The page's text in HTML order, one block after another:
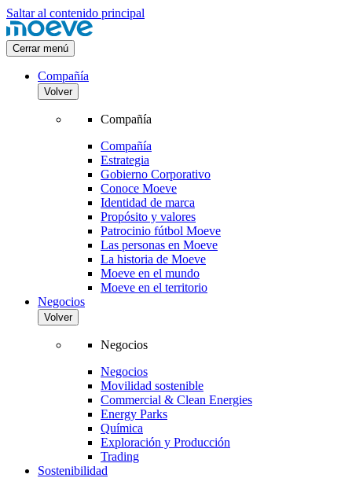
Saltar al contenido principal
Cerrar menú
Compañía
Volver
Compañía
Compañía
Estrategia
Gobierno Corporativo
Conoce Moeve
Identidad de marca
Propósito y valores
Patrocinio fútbol Moeve
Las personas en Moeve
La historia de Moeve
Moeve en el mundo
Moeve en el territorio
Negocios
Volver
Negocios
Negocios
Movilidad sostenible
Commercial & Clean Energies
Energy Parks
Química
Exploración y Producción
Trading
Sostenibilidad